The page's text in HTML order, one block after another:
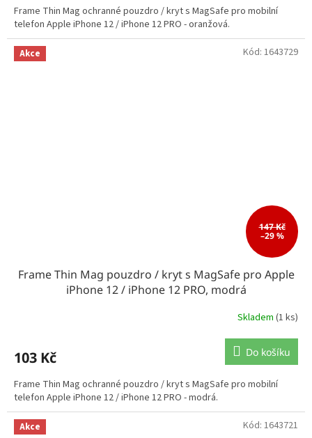
Frame Thin Mag ochranné pouzdro / kryt s MagSafe pro mobilní
telefon Apple iPhone 12 / iPhone 12 PRO - oranžová.
Akce
147 Kč
–29 %
Frame Thin Mag pouzdro / kryt s MagSafe pro Apple
iPhone 12 / iPhone 12 PRO, modrá
Skladem (1 ks)
103 Kč Do košíku
Frame Thin Mag ochranné pouzdro / kryt s MagSafe pro mobilní
telefon Apple iPhone 12 / iPhone 12 PRO - modrá.
Kód: 1643729
Akce Kód: 1643721